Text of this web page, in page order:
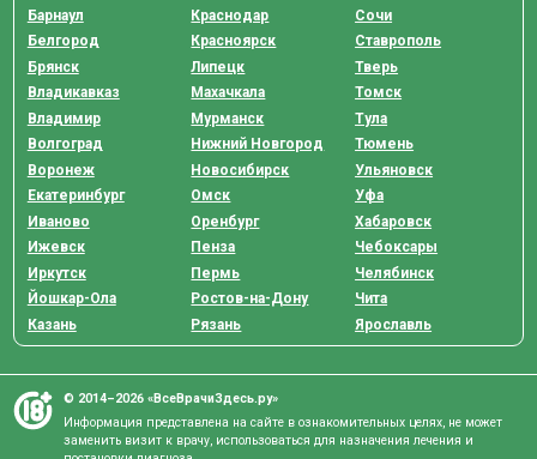
Барнаул
Белгород
Брянск
Владикавказ
Владимир
Волгоград
Воронеж
Екатеринбург
Иваново
Ижевск
Иркутск
Йошкар-Ола
Казань
Краснодар
Красноярск
Липецк
Махачкала
Мурманск
Нижний Новгород
Новосибирск
Омск
Оренбург
Пенза
Пермь
Ростов-на-Дону
Рязань
Сочи
Ставрополь
Тверь
Томск
Тула
Тюмень
Ульяновск
Уфа
Хабаровск
Чебоксары
Челябинск
Чита
Ярославль
© 2014–2026 «ВсеВрачиЗдесь.ру»
Информация представлена на сайте в ознакомительных целях, не может
заменить визит к врачу, использоваться для назначения лечения и